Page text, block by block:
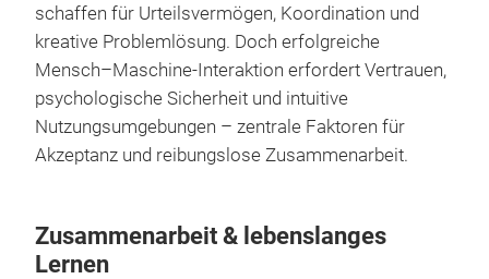
schaffen für Urteilsvermögen, Koordination und
kreative Problemlösung. Doch erfolgreiche
Mensch–Maschine-Interaktion erfordert Vertrauen,
psychologische Sicherheit und intuitive
Nutzungsumgebungen – zentrale Faktoren für
Akzeptanz und reibungslose Zusammenarbeit.
Zusammenarbeit & lebenslanges
Lernen